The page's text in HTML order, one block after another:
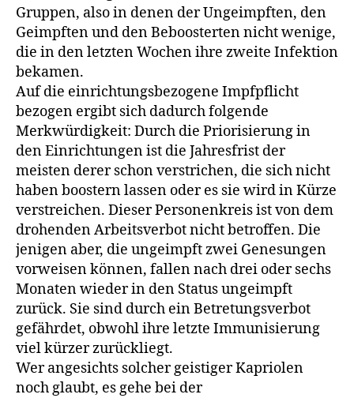
Gruppen, also in denen der Ungeimpften, den
Geimpften und den Beboosterten nicht wenige,
die in den letzten Wochen ihre zweite Infektion
bekamen.
Auf die einrichtungsbezogene Impfpflicht
bezogen ergibt sich dadurch folgende
Merkwürdigkeit: Durch die Priorisierung in
den Einrichtungen ist die Jahresfrist der
meisten derer schon verstrichen, die sich nicht
haben boostern lassen oder es sie wird in Kürze
verstreichen. Dieser Personenkreis ist von dem
drohenden Arbeitsverbot nicht betroffen. Die
jenigen aber, die ungeimpft zwei Genesungen
vorweisen können, fallen nach drei oder sechs
Monaten wieder in den Status ungeimpft
zurück. Sie sind durch ein Betretungsverbot
gefährdet, obwohl ihre letzte Immunisierung
viel kürzer zurückliegt.
Wer angesichts solcher geistiger Kapriolen
noch glaubt, es gehe bei der